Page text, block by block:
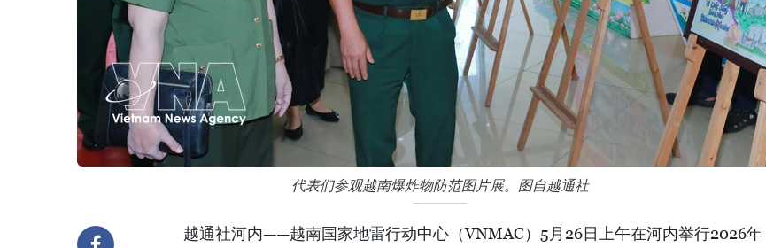
代表们参观越南爆炸物防范图片展。图自越通社
越通社河内——越南国家地雷行动中心（VNMAC）5月26日上午在河内举行2026年